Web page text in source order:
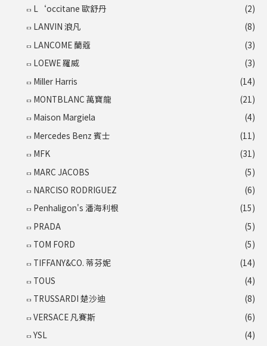
L‘occitane 歐舒丹
(2)
LANVIN 浪凡
(8)
LANCOME 蘭蔻
(3)
LOEWE 羅威
(3)
Miller Harris
(14)
MONTBLANC 萬寶龍
(21)
Maison Margiela
(4)
Mercedes Benz 賓士
(11)
MFK
(31)
MARC JACOBS
(5)
NARCISO RODRIGUEZ
(6)
Penhaligon's 潘海利根
(15)
PRADA
(5)
TOM FORD
(5)
TIFFANY&CO. 蒂芬妮
(14)
TOUS
(4)
TRUSSARDI 楚沙迪
(8)
VERSACE 凡賽斯
(6)
YSL
(4)